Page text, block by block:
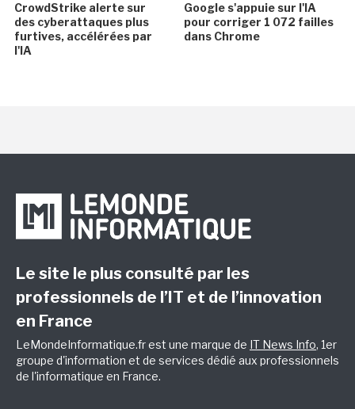
CrowdStrike alerte sur
des cyberattaques plus
furtives, accélérées par
l'IA
Google s'appuie sur l'IA
pour corriger 1 072 failles
dans Chrome
Le site le plus consulté par les
professionnels de l’IT et de l’innovation
en France
LeMondeInformatique.fr est une marque de IT News Info, 1er
groupe d'information et de services dédié aux professionnels
de l'informatique en France.